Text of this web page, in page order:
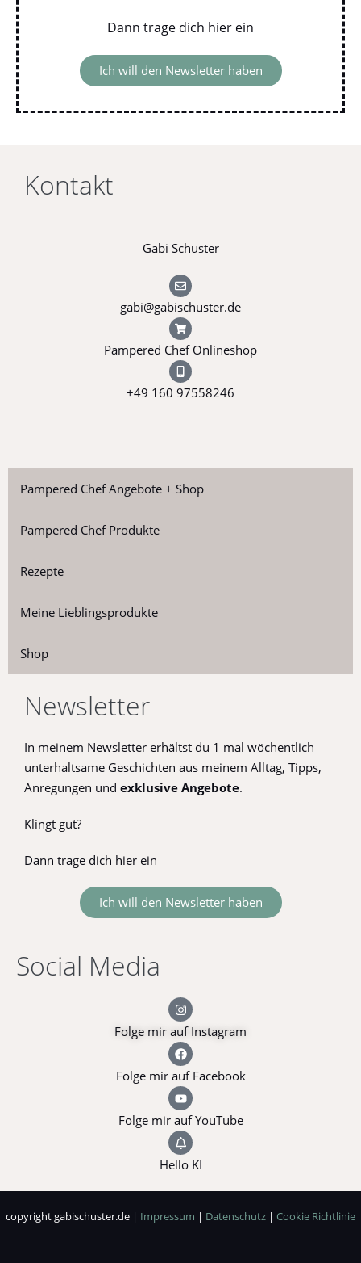
Dann trage dich hier ein
Ich will den Newsletter haben
Kontakt
Gabi Schuster
gabi@gabischuster.de
Pampered Chef Onlineshop
+49 160 97558246
Pampered Chef Angebote + Shop
Pampered Chef Produkte
Rezepte
Meine Lieblingsprodukte
Shop
Newsletter
In meinem Newsletter erhältst du 1 mal wöchentlich
unterhaltsame Geschichten aus meinem Alltag, Tipps,
Anregungen und exklusive Angebote.
Klingt gut?
Dann trage dich hier ein
Ich will den Newsletter haben
Social Media
Folge mir auf Instagram
Folge mir auf Facebook
Folge mir auf YouTube
Hello KI
copyright gabischuster.de | Impressum | Datenschutz | Cookie Richtlinie